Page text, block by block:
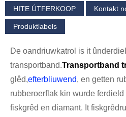
HITE ÚTFERKOOP Kontakt
Produktlabels
De oandriuwkatrol is it
transportband.Transportband
glêd,efterbliuwend, en getten
rubberoerflak kin wurde
fiskgrêd en diamant. It